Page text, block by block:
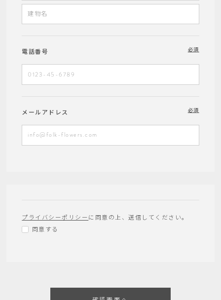
電話番号 必須
メールアドレス 必須
プライバシーポリシーに同意の上、送信してください。
同意する